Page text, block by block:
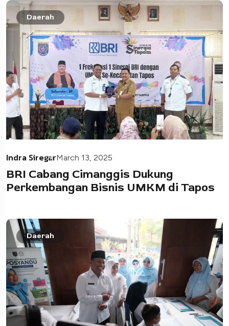
Daerah
Indra SiregarMarch 13, 2025
BRI Cabang Cimanggis Dukung
Perkembangan Bisnis UMKM di Tapos
Daerah